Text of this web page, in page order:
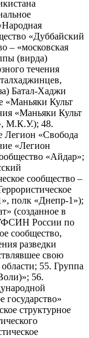
«Дуббайский
– «московская
(вирда)
течения
Батал-Хаджи
«Маньяки Культ
«Маньяки Культ
М.К.У.); 48.
Легион «Свобода
«Легион
«Айдар»;
сообщество –
полк «Днепр-1»);
(созданное в
России по
сообщество,
разведки
свою
55. Группа
56.
государство»
структурное